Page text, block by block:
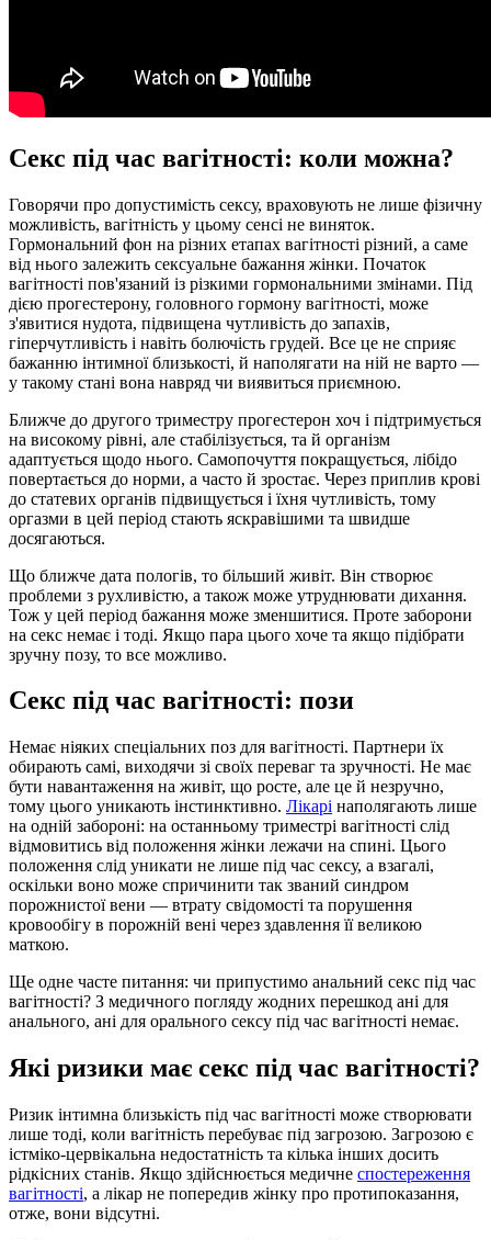
Секс під час вагітності: коли можна?
Говорячи про допустимість сексу, враховують не лише фізичну
можливість, вагітність у цьому сенсі не виняток.
Гормональний фон на різних етапах вагітності різний, а саме
від нього залежить сексуальне бажання жінки. Початок
вагітності пов'язаний із різкими гормональними змінами. Під
дією прогестерону, головного гормону вагітності, може
з'явитися нудота, підвищена чутливість до запахів,
гіперчутливість і навіть болючість грудей. Все це не сприяє
бажанню інтимної близькості, й наполягати на ній не варто —
у такому стані вона навряд чи виявиться приємною.
Ближче до другого триместру прогестерон хоч і підтримується
на високому рівні, але стабілізується, та й організм
адаптується щодо нього. Самопочуття покращується, лібідо
повертається до норми, а часто й зростає. Через приплив крові
до статевих органів підвищується і їхня чутливість, тому
оргазми в цей період стають яскравішими та швидше
досягаються.
Що ближче дата пологів, то більший живіт. Він створює
проблеми з рухливістю, а також може утруднювати дихання.
Тож у цей період бажання може зменшитися. Проте заборони
на секс немає і тоді. Якщо пара цього хоче та якщо підібрати
зручну позу, то все можливо.
Секс під час вагітності: пози
Немає ніяких спеціальних поз для вагітності. Партнери їх
обирають самі, виходячи зі своїх переваг та зручності. Не має
бути навантаження на живіт, що росте, але це й незручно,
тому цього уникають інстинктивно. Лікарі наполягають лише
на одній забороні: на останньому триместрі вагітності слід
відмовитись від положення жінки лежачи на спині. Цього
положення слід уникати не лише під час сексу, а взагалі,
оскільки воно може спричинити так званий синдром
порожнистої вени — втрату свідомості та порушення
кровообігу в порожній вені через здавлення її великою
маткою.
Ще одне часте питання: чи припустимо анальний секс під час
вагітності? З медичного погляду жодних перешкод ані для
анального, ані для орального сексу під час вагітності немає.
Які ризики має секс під час вагітності?
Ризик інтимна близькість під час вагітності може створювати
лише тоді, коли вагітність перебуває під загрозою. Загрозою є
істміко-цервікальна недостатність та кілька інших досить
рідкісних станів. Якщо здійснюється медичне спостереження
вагітності, а лікар не попередив жінку про протипоказання,
отже, вони відсутні.